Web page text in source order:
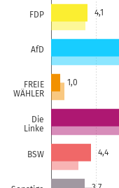
FDP
AfD
FREIE
WÄHLER
Die
Linke
BSW
4,1
1,0
4,4